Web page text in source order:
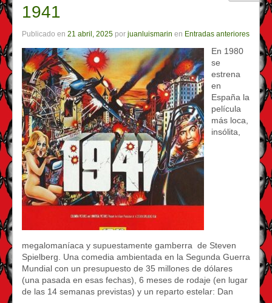
1941
Publicado en 21 abril, 2025 por juanluismarin en Entradas anteriores
En 1980
se
estrena
en
España la
película
más loca,
insólita,
megalomaníaca y supuestamente gamberra de Steven
Spielberg. Una comedia ambientada en la Segunda Guerra
Mundial con un presupuesto de 35 millones de dólares
(una pasada en esas fechas), 6 meses de rodaje (en lugar
de las 14 semanas previstas) y un reparto estelar: Dan